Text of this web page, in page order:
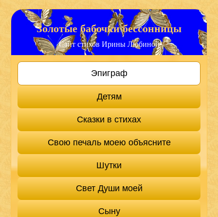
Золотые бабочки бессонницы
Сайт стихов Ирины Любиной
Эпиграф
Детям
Сказки в стихах
Свою печаль моею объясните
Шутки
Свет Души моей
Сыну